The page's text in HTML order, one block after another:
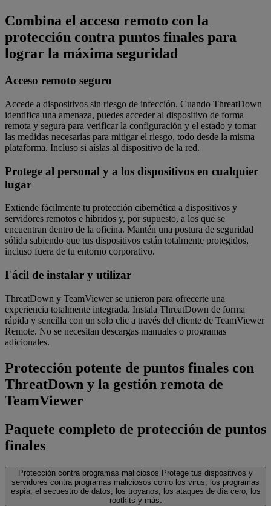
Combina el acceso remoto con la
protección contra puntos finales para
lograr la máxima seguridad
Acceso remoto seguro
Accede a dispositivos sin riesgo de infección. Cuando ThreatDown
identifica una amenaza, puedes acceder al dispositivo de forma
remota y segura para verificar la configuración y el estado y tomar
las medidas necesarias para mitigar el riesgo, todo desde la misma
plataforma. Incluso si aíslas al dispositivo de la red.
Protege al personal y a los dispositivos en cualquier
lugar
Extiende fácilmente tu protección cibernética a dispositivos y
servidores remotos e híbridos y, por supuesto, a los que se
encuentran dentro de la oficina. Mantén una postura de seguridad
sólida sabiendo que tus dispositivos están totalmente protegidos,
incluso fuera de tu entorno corporativo.
Fácil de instalar y utilizar
ThreatDown y TeamViewer se unieron para ofrecerte una
experiencia totalmente integrada. Instala ThreatDown de forma
rápida y sencilla con un solo clic a través del cliente de TeamViewer
Remote. No se necesitan descargas manuales o programas
adicionales.
Protección potente de puntos finales con
ThreatDown y la gestión remota de
TeamViewer
Paquete completo de protección de puntos
finales
Protección contra programas maliciosos Protege tus dispositivos y
servidores contra programas maliciosos como los virus, los programas
espía, el secuestro de datos, los troyanos, los ataques de día cero, los
rootkits y más.